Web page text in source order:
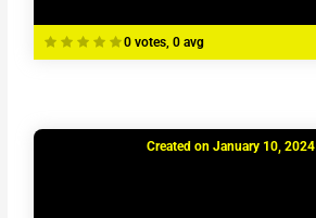
0 votes, 0 avg
Created on January 10, 2024